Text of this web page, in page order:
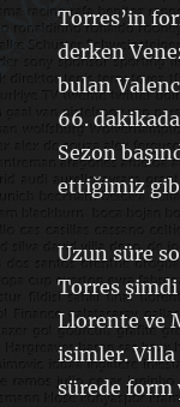
Torres’in
derken
bulan
66. dakikada
Sezon
ettiğimiz
Uzun süre
Torres şimdi
Llorente ve
isimler. Villa
sürede form